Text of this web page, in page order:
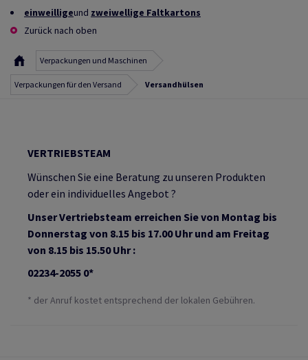
einweilligeund zweiwellige Faltkartons
Zurück nach oben
Verpackungen und Maschinen
Verpackungen für den Versand Versandhülsen
VERTRIEBSTEAM
Wünschen Sie eine Beratung zu unseren Produkten
oder ein individuelles Angebot ?
Unser Vertriebsteam erreichen Sie von Montag bis
Donnerstag von 8.15 bis 17.00 Uhr und am Freitag
von 8.15 bis 15.50 Uhr :
02234-2055 0*
* der Anruf kostet entsprechend der lokalen Gebühren.